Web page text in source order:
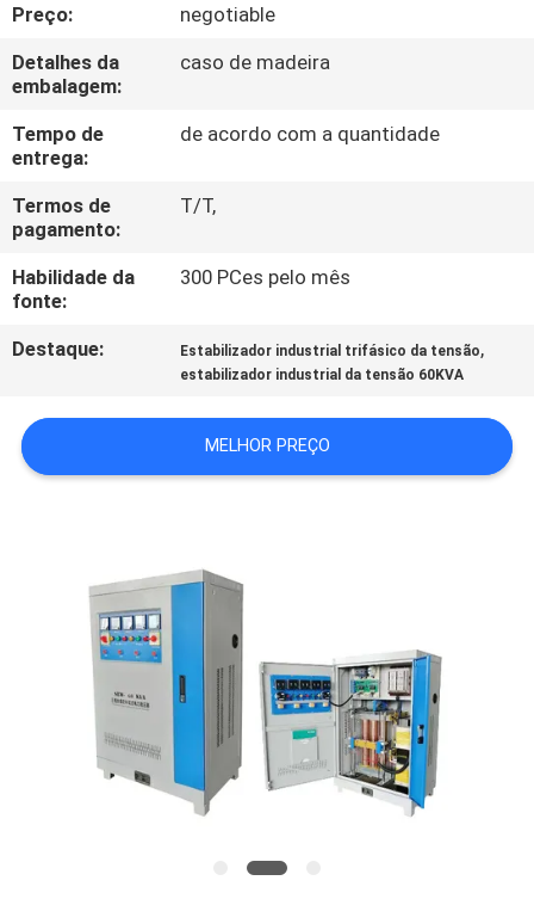
CONTROLE
DE
QUALIDADE
CONTACTE-
NOS
UM
ORÇAMENTO
POLÍTICA
PRIVACIDADE
Preço:
negotiable
Detalhes da
embalagem:
caso de madeira
Tempo de
entrega:
de acordo com a quantidade
Termos de
pagamento:
T/T,
Habilidade da
fonte:
300 PCes pelo mês
Destaque: Estabilizador industrial trifásico da tensão,
estabilizador industrial da tensão 60KVA
MELHOR PREÇO